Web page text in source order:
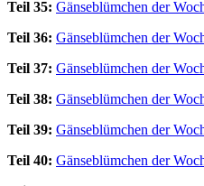
Teil 35: Gänseblümchen der
Teil 36: Gänseblümchen der
Teil 37: Gänseblümchen der
Teil 38: Gänseblümchen der
Teil 39: Gänseblümchen der
Teil 40: Gänseblümchen der